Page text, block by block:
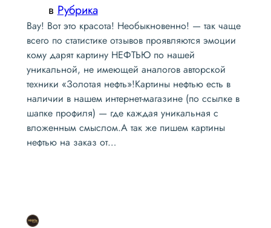
в Рубрика
Вау! Вот это красота! Необыкновенно! — так чаще
всего по статистике отзывов проявляются эмоции
кому дарят картину НЕФТЬЮ по нашей
уникальной, не имеющей аналогов авторской
техники «Золотая нефть»!Картины нефтью есть в
наличии в нашем интернет-магазине (по ссылке в
шапке профиля) — где каждая уникальная с
вложенным смыслом.А так же пишем картины
нефтью на заказ от…